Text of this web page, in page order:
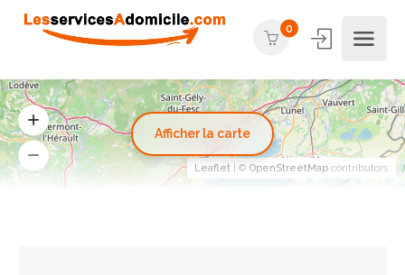
0
Leaflet | © OpenStreetMap contributors
Afficher la carte